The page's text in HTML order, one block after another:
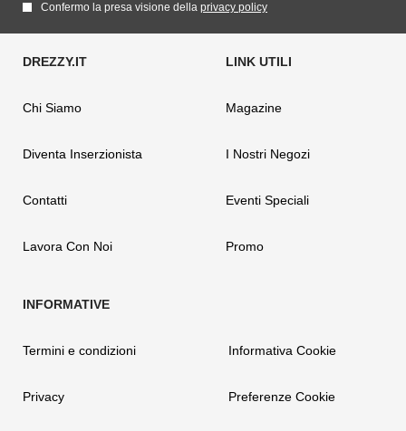
Confermo la presa visione della privacy policy
Chi Siamo
Diventa Inserzionista
Contatti
Lavora Con Noi
Magazine
I Nostri Negozi
Eventi Speciali
Promo
Termini e condizioni
Privacy
Informativa Cookie
Preferenze Cookie